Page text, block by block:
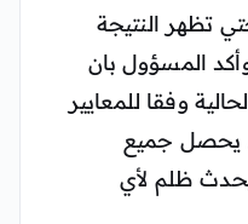
تظهر النتيجة
المسؤول بان
وفقا للمعايير
يحصل جميع
ظلم لأي